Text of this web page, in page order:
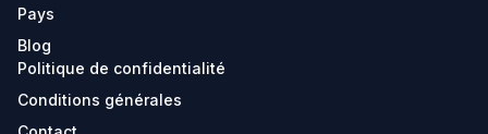
Pays
Blog
Politique de confidentialité
Conditions générales